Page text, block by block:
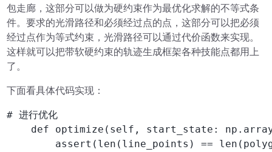
包走廊，这部分可以做为硬约束作为最优化求解的不等式条
件。要求的光滑路径和必须经过点的点，这部分可以把必须
经过点作为等式约束，光滑路径可以通过代价函数来实现。
这样就可以把带软硬约束的轨迹生成框架各种技能点都用上
了。
下面看具体代码实现：
# 进行优化
def optimize(self, start_state:
assert(len(line_points) ==